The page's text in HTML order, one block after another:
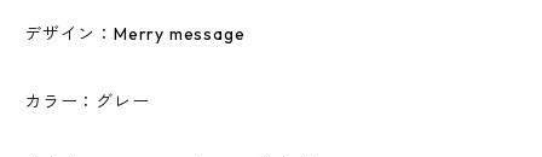
デザイン：Merry message
カラー：グレー